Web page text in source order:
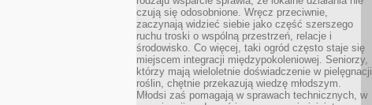
czują się odosobnione. Wręcz przeciwnie,
zaczynają widzieć siebie jako część szerszego
ruchu troski o wspólną przestrzeń, relacje i
środowisko. Co więcej, taki ogród często staje się
miejscem integracji międzypokoleniowej. Seniorzy,
którzy mają wieloletnie doświadczenie w pielęgnacji
roślin, chętnie przekazują wiedzę młodszym.
Młodsi zaś pomagają w sprawach technicznych, w